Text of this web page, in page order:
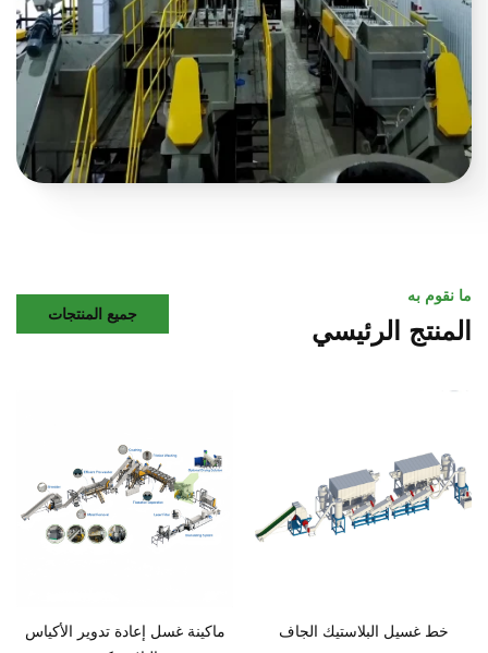
ما نقوم به
المنتج الرئيسي
جميع المنتجات
خط غسيل البلاستيك الجاف
ماكينة غسل إعادة تدوير الأكياس